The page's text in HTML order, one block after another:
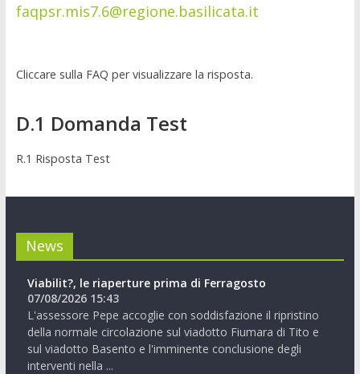
faqpsr.mis7.6@regione.basilicata.it
Cliccare sulla FAQ per visualizzare la risposta.
D.1 Domanda Test
R.1 Risposta Test
News
Viabilit?, le riaperture prima di Ferragosto
07/08/2026 15:43
L'assessore Pepe accoglie con soddisfazione il ripristino
della normale circolazione sul viadotto Fiumara di Tito e
sul viadotto Basento e l'imminente conclusione degli
interventi nella ...